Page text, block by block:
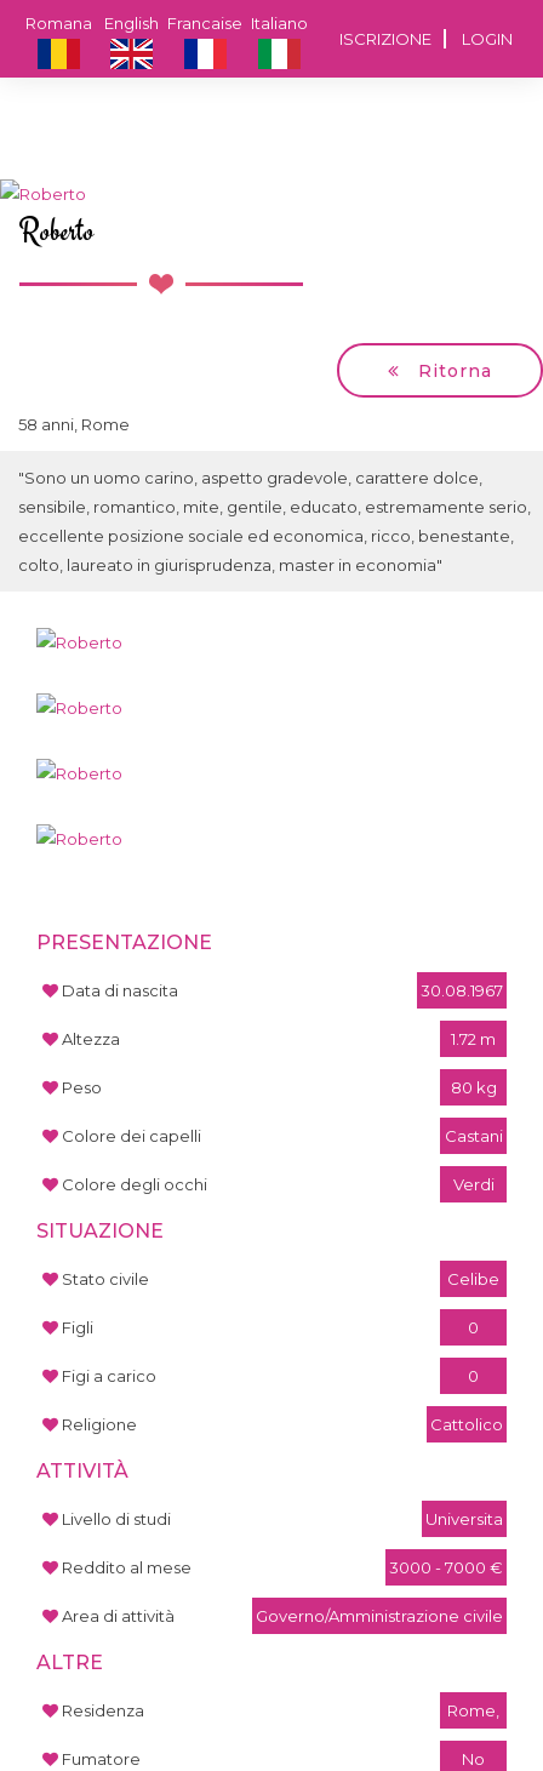
ISCRIZIONE LOGIN
Italiano
Francaise
English
Romana
Roberto
Ritorna
58 anni, Rome
"Sono un uomo carino, aspetto gradevole, carattere dolce,
sensibile, romantico, mite, gentile, educato, estremamente serio,
eccellente posizione sociale ed economica, ricco, benestante,
colto, laureato in giurisprudenza, master in economia"
PRESENTAZIONE
Data di nascita 30.08.1967
Altezza 1.72 m
Peso 80 kg
Colore dei capelli Castani
Colore degli occhi Verdi
SITUAZIONE
Stato civile Celibe
Figli 0
Figi a carico 0
Religione Cattolico
ATTIVITÀ
Livello di studi Universita
Reddito al mese 3000 - 7000 €
Area di attività Governo/Amministrazione civile
ALTRE
Residenza Rome,
Fumatore No